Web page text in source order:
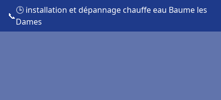
📞
🕒 installation et dépannage chauffe eau Baume les
Dames